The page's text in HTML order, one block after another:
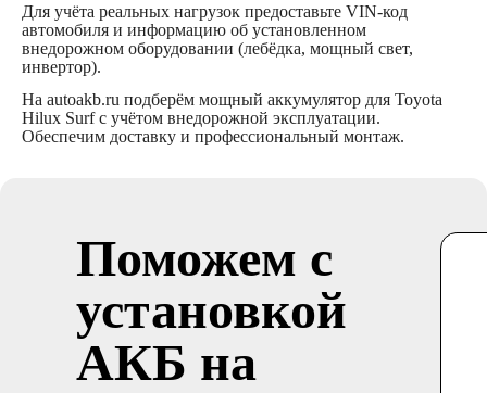
Для учёта реальных нагрузок предоставьте VIN-код
автомобиля и информацию об установленном
внедорожном оборудовании (лебёдка, мощный свет,
инвертор).
На autoakb.ru подберём мощный аккумулятор для Toyota
Hilux Surf с учётом внедорожной эксплуатации.
Обеспечим доставку и профессиональный монтаж.
Поможем с
установкой
АКБ на